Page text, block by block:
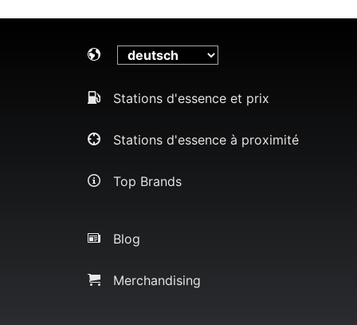
Stations d'essence et prix
Stations d'essence à proximité
Top Brands
Blog
Merchandising